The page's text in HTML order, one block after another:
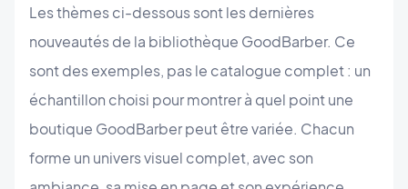
Les thèmes ci-dessous sont les dernières
nouveautés de la bibliothèque GoodBarber. Ce
sont des exemples, pas le catalogue complet : un
échantillon choisi pour montrer à quel point une
boutique GoodBarber peut être variée. Chacun
forme un univers visuel complet, avec son